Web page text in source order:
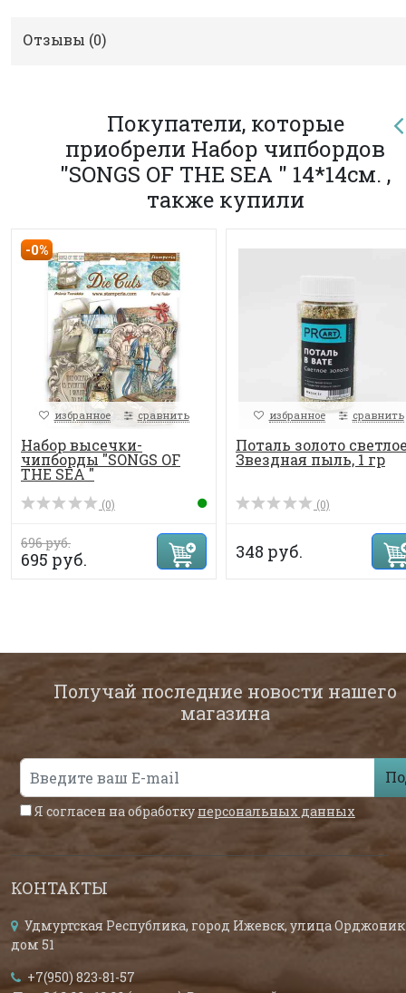
Отзывы (0)
Покупатели, которые
приобрели Набор чипбордов
"SONGS OF THE SEA " 14*14см. ,
также купили
-0%
избранное сравнить
Набор высечки-
чипборды "SONGS OF
THE SEA "
(0)
696 руб.
695 руб.
избранное сравнить
Поталь золото
Звездная пыль, 1 гр
(0)
348 руб.
Получай последние новости нашего
магазина
Я согласен на обработку персональных данных
КОНТАКТЫ
Удмуртская Республика, город Ижевск, улица
дом 51
+7(950) 823-81-57